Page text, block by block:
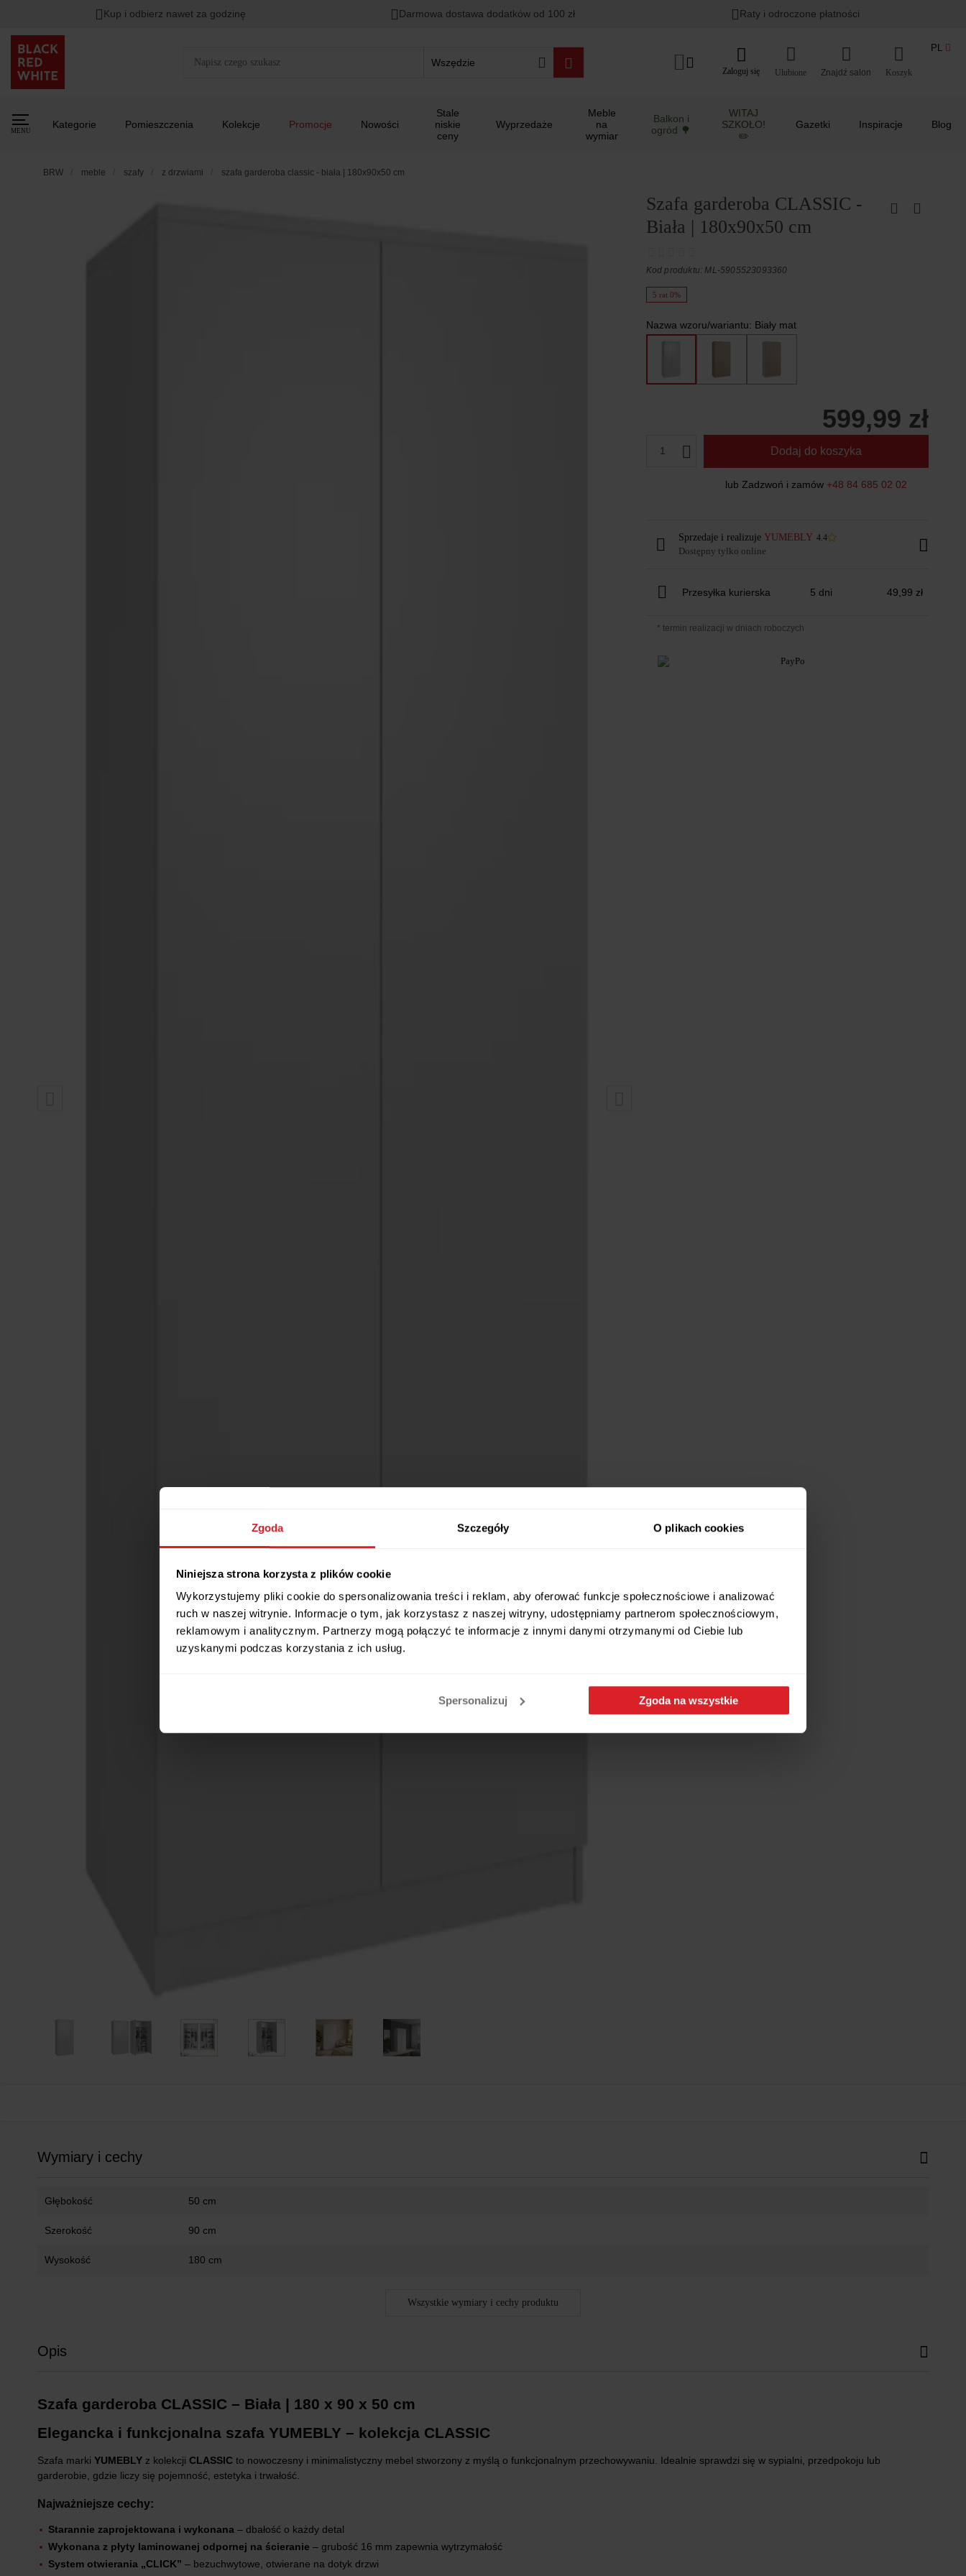
Zgoda Szczegóły O plikach cookies
Niniejsza strona korzysta z plików cookie
Wykorzystujemy pliki cookie do spersonalizowania treści i reklam, aby oferować funkcje społecznościowe i analizować
ruch w naszej witrynie. Informacje o tym, jak korzystasz z naszej witryny, udostępniamy partnerom społecznościowym,
reklamowym i analitycznym. Partnerzy mogą połączyć te informacje z innymi danymi otrzymanymi od Ciebie lub
uzyskanymi podczas korzystania z ich usług.
Spersonalizuj Zgoda na wszystkie
Kup i odbierz nawet za godzinę Darmowa dostawa dodatków od 100 zł Raty i odroczone płatności
Wszędzie
Zaloguj się Ulubione Koszyk
PL
MENU
Kategorie Pomieszczenia Kolekcje Promocje Nowości
Stale
niskie
ceny
Wyprzedaże
Meble
na
wymiar
Balkon i
ogród 🌳
WITAJ
SZKOŁO!
✏️
Gazetki Inspiracje Blog
BRW meble szafy z drzwiami szafa garderoba classic - biała | 180x90x50 cm
Szafa garderoba CLASSIC -
Biała | 180x90x50 cm
Kod produktu: ML-5905523093360
5 rat 0%
Nazwa wzoru/wariantu: Biały mat
599,99 zł
1 Dodaj do koszyka
lub Zadzwoń i zamów +48 84 685 02 02
Sprzedaje i realizuje YUMEBLY 4.4
Dostępny tylko online
Przesyłka kurierska 5 dni 49,99 zł
* termin realizacji w dniach roboczych
Wymiary i cechy
Głębokość 50 cm
Szerokość 90 cm
Wysokość 180 cm
Wszystkie wymiary i cechy produktu
Opis
Szafa garderoba CLASSIC – Biała | 180 x 90 x 50 cm
Elegancka i funkcjonalna szafa YUMEBLY – kolekcja CLASSIC
Szafa marki YUMEBLY z kolekcji CLASSIC to nowoczesny i minimalistyczny mebel stworzony z myślą o funkcjonalnym przechowywaniu. Idealnie sprawdzi się w sypialni, przedpokoju lub
garderobie, gdzie liczy się pojemność, estetyka i trwałość.
Najważniejsze cechy:
Starannie zaprojektowana i wykonana – dbałość o każdy detal
Wykonana z płyty laminowanej odpornej na ścieranie – grubość 16 mm zapewnia wytrzymałość
System otwierania „CLICK” – bezuchwytowe, otwierane na dotyk drzwi